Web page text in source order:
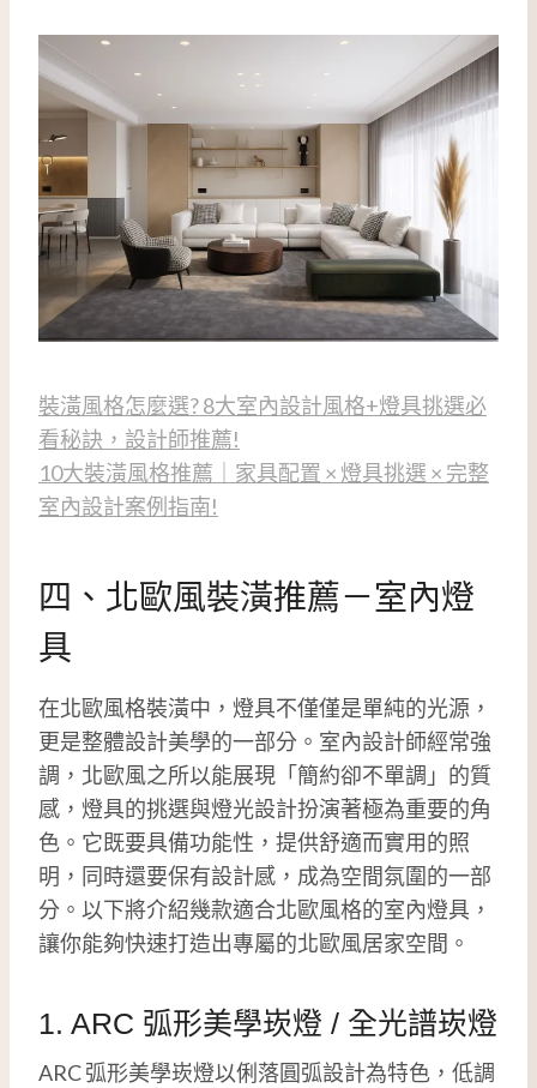
裝潢風格怎麼選? 8大室內設計風格+燈具挑選必
看秘訣，設計師推薦!
10大裝潢風格推薦｜家具配置 × 燈具挑選 × 完整
室內設計案例指南!
四、北歐風裝潢推薦－室內燈
具
在北歐風格裝潢中，燈具不僅僅是單純的光源，
更是整體設計美學的一部分。室內設計師經常強
調，北歐風之所以能展現「簡約卻不單調」的質
感，燈具的挑選與燈光設計扮演著極為重要的角
色。它既要具備功能性，提供舒適而實用的照
明，同時還要保有設計感，成為空間氛圍的一部
分。以下將介紹幾款適合北歐風格的室內燈具，
讓你能夠快速打造出專屬的北歐風居家空間。
1. ARC 弧形美學崁燈 / 全光譜崁燈
ARC 弧形美學崁燈以俐落圓弧設計為特色，低調